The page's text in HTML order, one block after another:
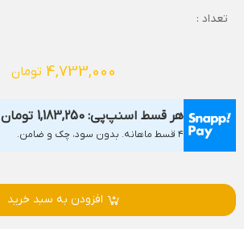
تعداد :
4,733,000 تومان
هر قسط اسنپ‌پی: 1,183,250 تومان
۴ قسط ماهانه. بدون سود، چک و ضامن.
افزودن به سبد خرید